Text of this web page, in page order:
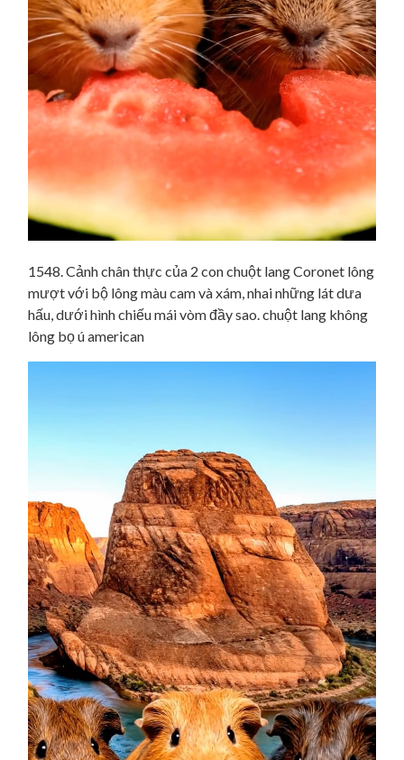
1548. Cảnh chân thực của 2 con chuột lang Coronet lông
mượt với bộ lông màu cam và xám, nhai những lát dưa
hấu, dưới hình chiếu mái vòm đầy sao. chuột lang không
lông bọ ú american